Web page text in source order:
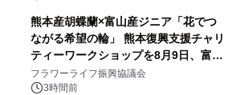
熊本産胡蝶蘭×富山産ジニア「花でつ
ながる希望の輪」 熊本復興支援チャリ
ティーワークショップを8月9日、富
山・射水で開催
フラワーライフ振興協議会
3時間前